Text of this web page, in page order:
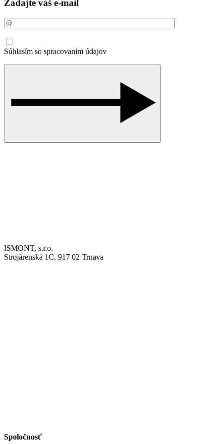
Zadajte váš e-mail
Súhlasím so spracovanim údajov
ISMONT, s.r.o.
Strojárenská 1C, 917 02 Trnava
Spoločnosť